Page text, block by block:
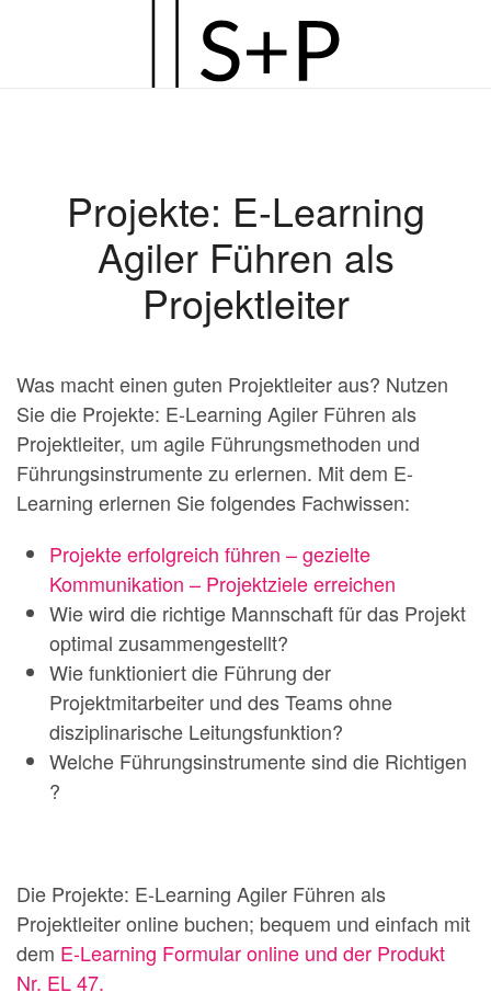
Projekte: E-Learning
Agiler Führen als
Projektleiter
Was macht einen guten Projektleiter aus? Nutzen
Sie die Projekte: E-Learning Agiler Führen als
Projektleiter, um agile Führungsmethoden und
Führungsinstrumente zu erlernen. Mit dem E-
Learning erlernen Sie folgendes Fachwissen:
Projekte erfolgreich führen – gezielte
Kommunikation – Projektziele erreichen
Wie wird die richtige Mannschaft für das Projekt
optimal zusammengestellt?
Wie funktioniert die Führung der
Projektmitarbeiter und des Teams ohne
disziplinarische Leitungsfunktion?
Welche Führungsinstrumente sind die Richtigen
?
Die Projekte: E-Learning Agiler Führen als
Projektleiter online buchen; bequem und einfach mit
dem E-Learning Formular online und der Produkt
Nr. EL 47.